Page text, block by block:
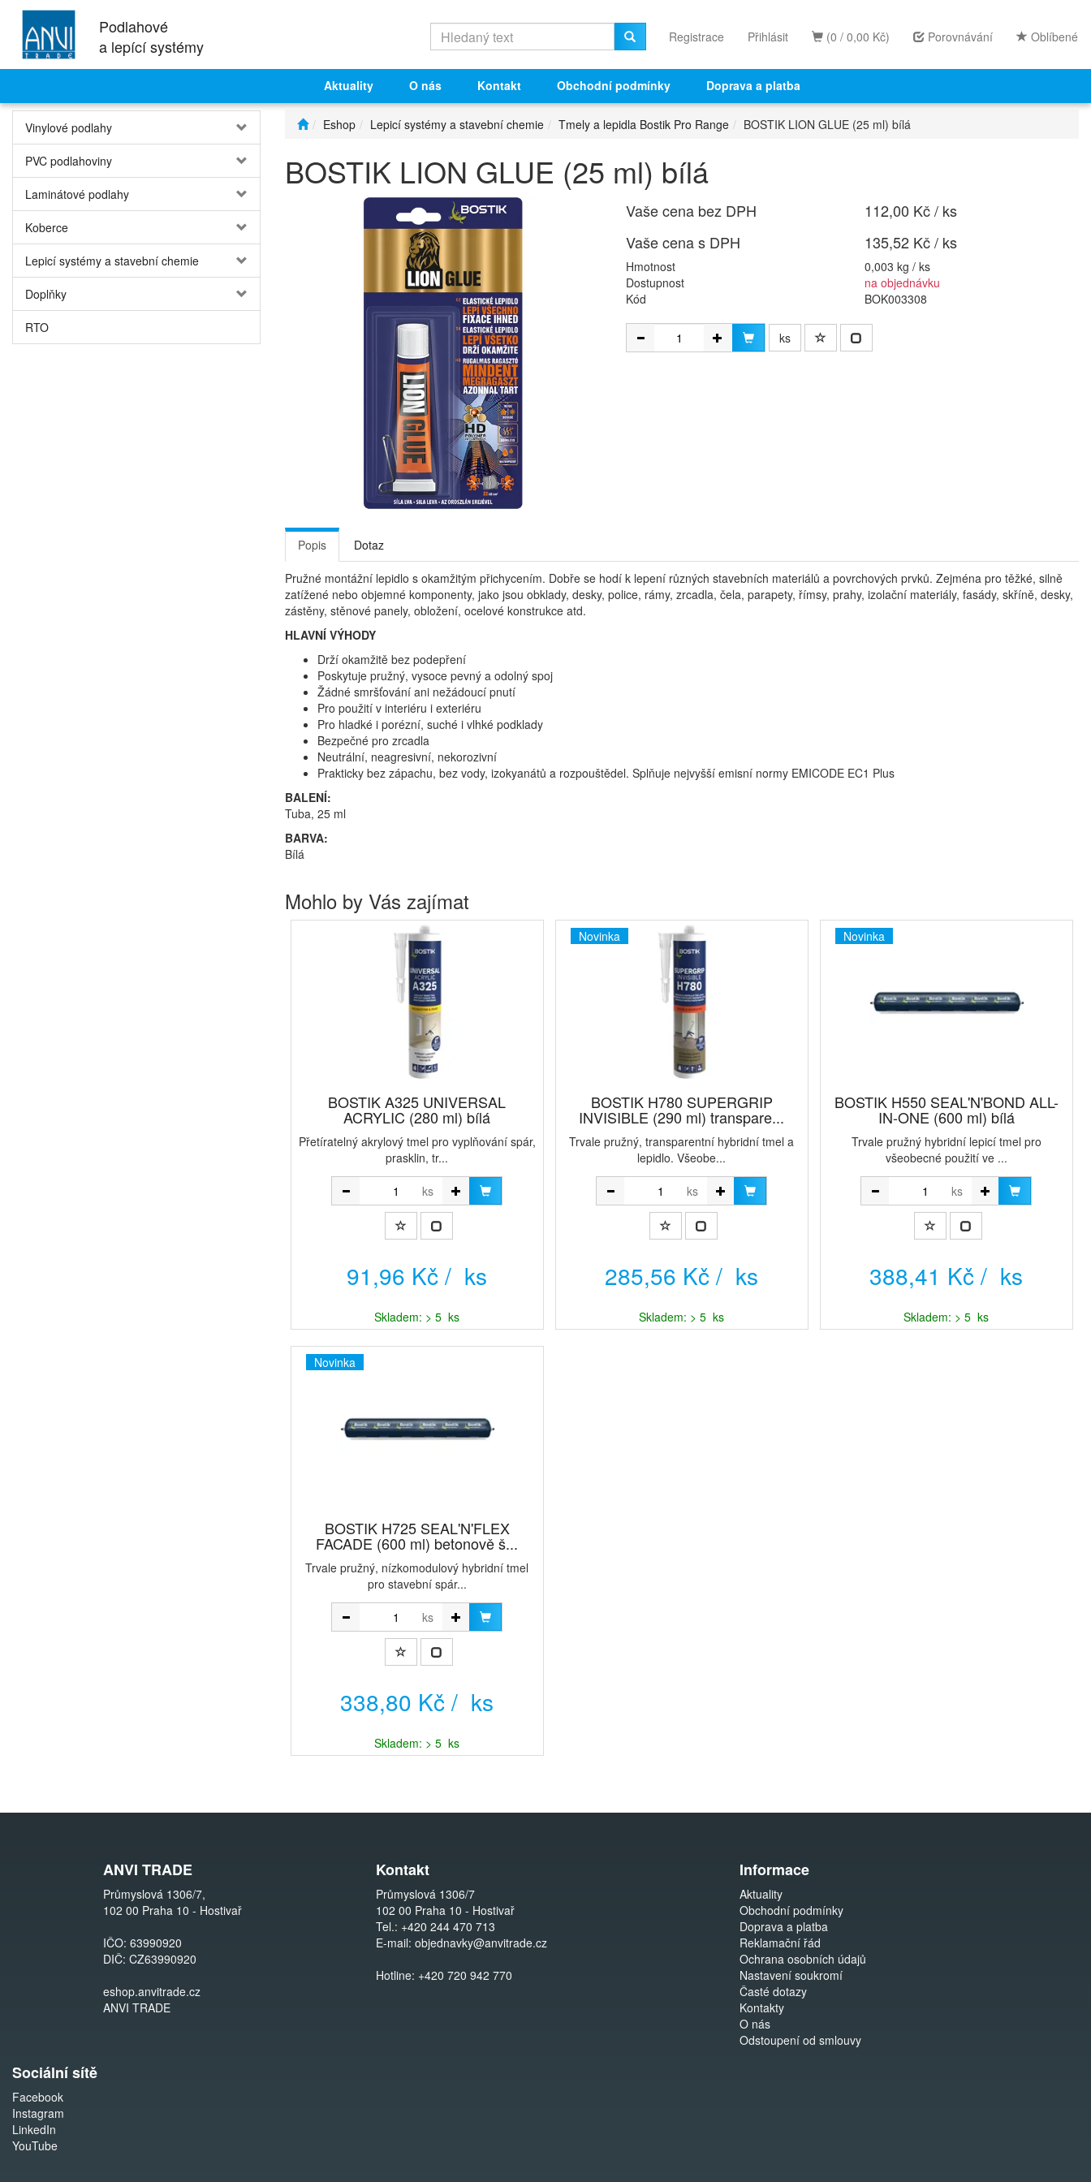
Podlahové
a lepící systémy
(0 / 0,00 Kč) Porovnávání Oblíbené
Registrace Přihlásit
Aktuality O nás Kontakt Obchodní podmínky Doprava a platba
Vinylové podlahy
PVC podlahoviny
Laminátové podlahy
Koberce
Lepicí systémy a stavební chemie
Doplňky
RTO
Eshop Lepicí systémy a stavební chemie Tmely a lepidla Bostik Pro Range BOSTIK LION GLUE (25 ml) bílá
BOSTIK LION GLUE (25 ml) bílá
Vaše cena bez DPH
112,00 Kč / ks
Vaše cena s DPH
135,52 Kč / ks
Hmotnost
0,003 kg / ks
Dostupnost
na objednávku
Kód
BOK003308
ks
Popis Dotaz
Pružné montážní lepidlo s okamžitým přichycením. Dobře se hodí k lepení různých stavebních materiálů a povrchových prvků. Zejména pro těžké, silně
zatížené nebo objemné komponenty, jako jsou obklady, desky, police, rámy, zrcadla, čela, parapety, římsy, prahy, izolační materiály, fasády, skříně, desky,
zástěny, stěnové panely, obložení, ocelové konstrukce atd.
HLAVNÍ VÝHODY
Drží okamžitě bez podepření
Poskytuje pružný, vysoce pevný a odolný spoj
Žádné smršťování ani nežádoucí pnutí
Pro použití v interiéru i exteriéru
Pro hladké i porézní, suché i vlhké podklady
Bezpečné pro zrcadla
Neutrální, neagresivní, nekorozivní
Prakticky bez zápachu, bez vody, izokyanátů a rozpouštědel. Splňuje nejvyšší emisní normy EMICODE EC1 Plus
BALENÍ:
Tuba, 25 ml
BARVA:
Bílá
Mohlo by Vás zajímat
BOSTIK A325 UNIVERSAL
ACRYLIC (280 ml) bílá
Přetíratelný akrylový tmel pro vyplňování spár,
prasklin, tr...
ks
91,96 Kč / ks
Skladem: > 5 ks
Novinka
BOSTIK H780 SUPERGRIP
INVISIBLE (290 ml) transpare...
Trvale pružný, transparentní hybridní tmel a
lepidlo. Všeobe...
ks
285,56 Kč / ks
Skladem: > 5 ks
Novinka
BOSTIK H550 SEAL'N'BOND ALL-
IN-ONE (600 ml) bílá
Trvale pružný hybridní lepicí tmel pro
všeobecné použití ve ...
ks
388,41 Kč / ks
Skladem: > 5 ks
Novinka
BOSTIK H725 SEAL'N'FLEX
FACADE (600 ml) betonově š...
Trvale pružný, nízkomodulový hybridní tmel
pro stavební spár...
ks
338,80 Kč / ks
Skladem: > 5 ks
ANVI TRADE
Průmyslová 1306/7,
102 00 Praha 10 - Hostivař
IČO: 63990920
DIČ: CZ63990920
eshop.anvitrade.cz
ANVI TRADE
Kontakt
Průmyslová 1306/7
102 00 Praha 10 - Hostivař
Tel.: +420 244 470 713
E-mail: objednavky@anvitrade.cz
Hotline: +420 720 942 770
Informace
Aktuality
Obchodní podmínky
Doprava a platba
Reklamační řád
Ochrana osobních údajů
Nastavení soukromí
Časté dotazy
Kontakty
O nás
Odstoupení od smlouvy
Sociální sítě
Facebook
Instagram
LinkedIn
YouTube